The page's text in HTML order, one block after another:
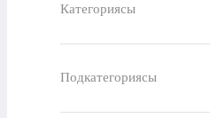
Категориясы
Подкатегориясы